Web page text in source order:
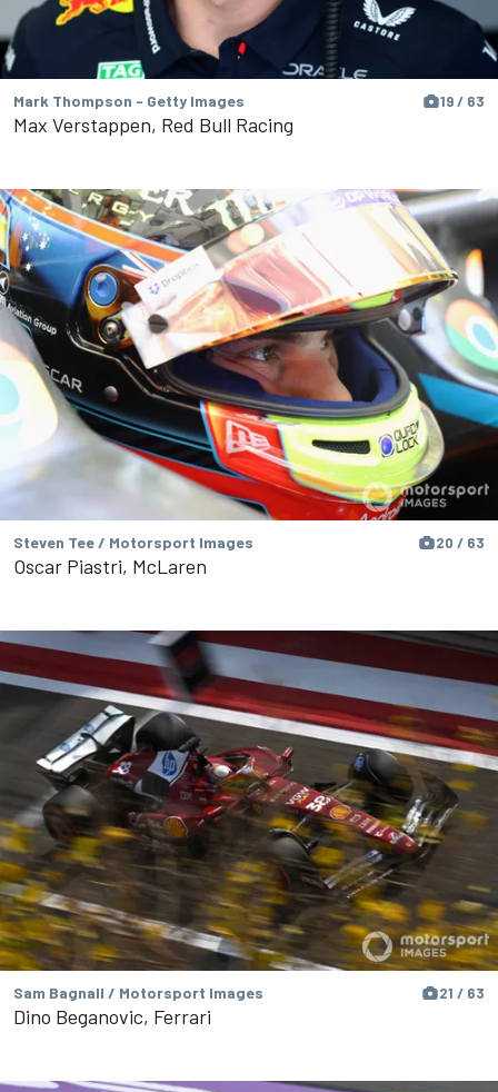
Mark Thompson - Getty Images 19 / 63
Max Verstappen, Red Bull Racing
Steven Tee / Motorsport Images 20 / 63
Oscar Piastri, McLaren
Sam Bagnall / Motorsport Images 21 / 63
Dino Beganovic, Ferrari